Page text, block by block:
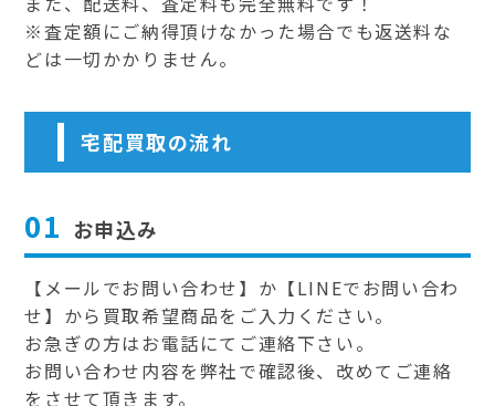
※査定額にご納得頂けなかった場合でも返送料な
どは一切かかりません。
宅配買取の流れ
01 お申込み
【メールでお問い合わせ】か【LINEでお問い合わ
せ】から買取希望商品をご入力ください。
お急ぎの方はお電話にてご連絡下さい。
お問い合わせ内容を弊社で確認後、改めてご連絡
をさせて頂きます。